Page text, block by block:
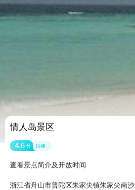
情人岛景区
4.6 分 很棒
查看景点简介及开放时间
浙江省舟山市普陀区朱家尖镇朱家尖南沙